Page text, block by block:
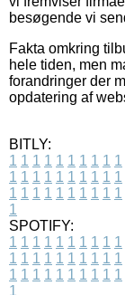
besøgende vi
Fakta omkring
hele tiden, men
forandringer der
opdatering af
BITLY:
1 1 1 1 1 1 1 1 1 1
1 1 1 1 1 1 1 1 1 1
1 1 1 1 1 1 1 1 1 1
1
SPOTIFY:
1 1 1 1 1 1 1 1 1 1
1 1 1 1 1 1 1 1 1 1
1 1 1 1 1 1 1 1 1 1
1